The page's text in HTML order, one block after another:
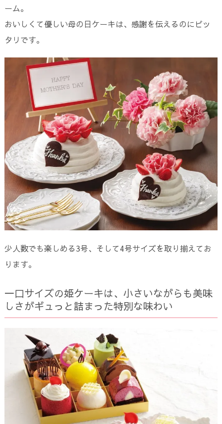
ーム。
おいしくて優しい母の日ケーキは、感謝を伝えるのにピッ
タリです。
少人数でも楽しめる3号、そして4号サイズを取り揃えてお
ります。
一口サイズの姫ケーキは、小さいながらも美味
しさがギュっと詰まった特別な味わい